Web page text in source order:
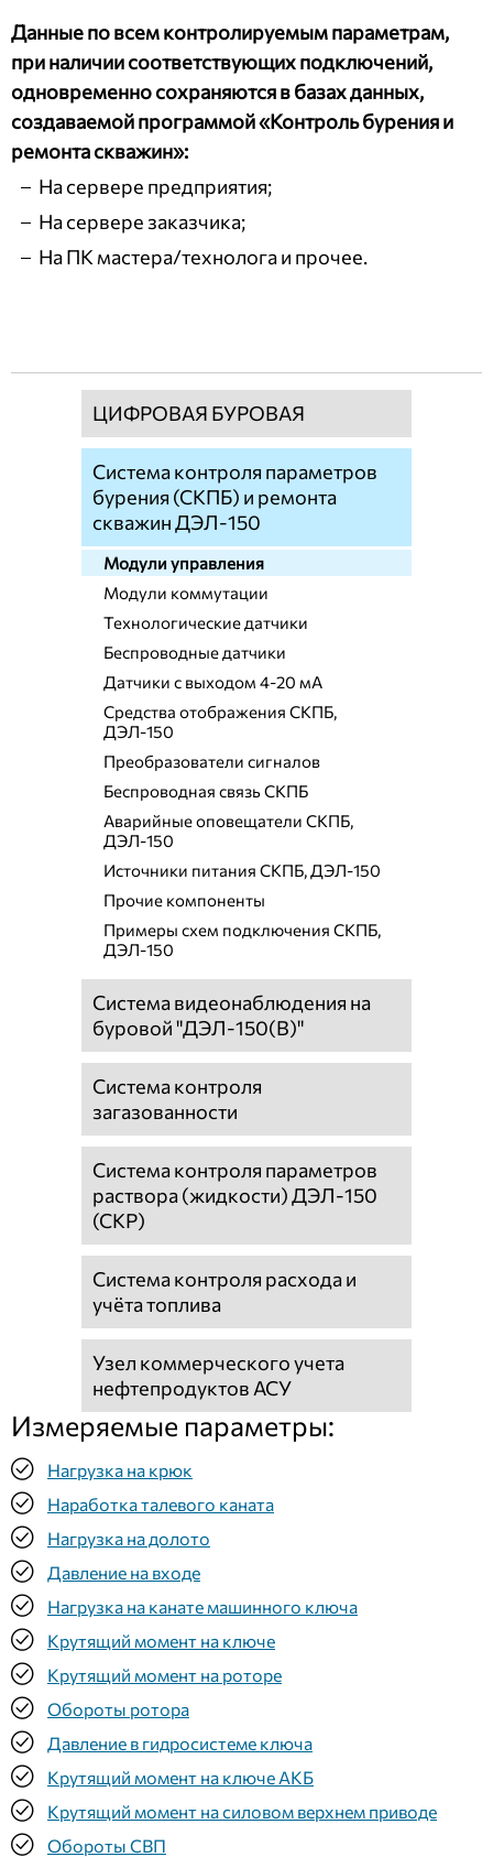
Данные по всем контролируемым параметрам,
при наличии соответствующих подключений,
одновременно сохраняются в базах данных,
создаваемой программой «Контроль бурения и
ремонта скважин»:
На сервере предприятия;
На сервере заказчика;
На ПК мастера/технолога и прочее.
ЦИФРОВАЯ БУРОВАЯ
Система контроля параметров
бурения (СКПБ) и ремонта
скважин ДЭЛ-150
Модули управления
Модули коммутации
Технологические датчики
Беспроводные датчики
Датчики с выходом 4-20 мА
Средства отображения СКПБ,
ДЭЛ-150
Преобразователи сигналов
Беспроводная связь СКПБ
Аварийные оповещатели СКПБ,
ДЭЛ-150
Источники питания СКПБ, ДЭЛ-150
Прочие компоненты
Примеры схем подключения СКПБ,
ДЭЛ-150
Система видеонаблюдения на
буровой "ДЭЛ-150(В)"
Система контроля
загазованности
Система контроля параметров
раствора (жидкости) ДЭЛ-150
(СКР)
Система контроля расхода и
учёта топлива
Узел коммерческого учета
нефтепродуктов АСУ
Измеряемые параметры:
Нагрузка на крюк
Наработка талевого каната
Нагрузка на долото
Давление на входе
Нагрузка на канате машинного ключа
Крутящий момент на ключе
Крутящий момент на роторе
Обороты ротора
Давление в гидросистеме ключа
Крутящий момент на ключе АКБ
Крутящий момент на силовом верхнем приводе
Обороты СВП